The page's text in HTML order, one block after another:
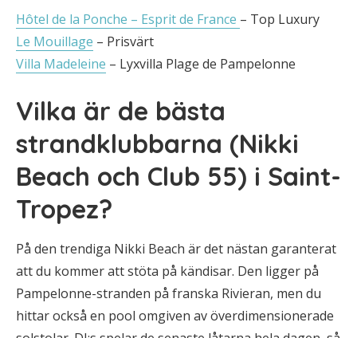
Hôtel de la Ponche – Esprit de France – Top Luxury
Le Mouillage – Prisvärt
Villa Madeleine – Lyxvilla Plage de Pampelonne
Vilka är de bästa
strandklubbarna (Nikki
Beach och Club 55) i Saint-
Tropez?
På den trendiga Nikki Beach är det nästan garanterat
att du kommer att stöta på kändisar. Den ligger på
Pampelonne-stranden på franska Rivieran, men du
hittar också en pool omgiven av överdimensionerade